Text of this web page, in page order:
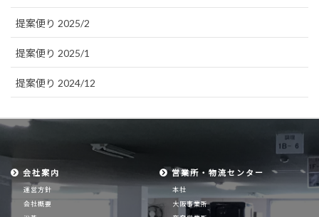
提案便り 2025/2
提案便り 2025/1
提案便り 2024/12
会社案内
運営方針
会社概要
営業所・物流センター
本社
大阪事業所